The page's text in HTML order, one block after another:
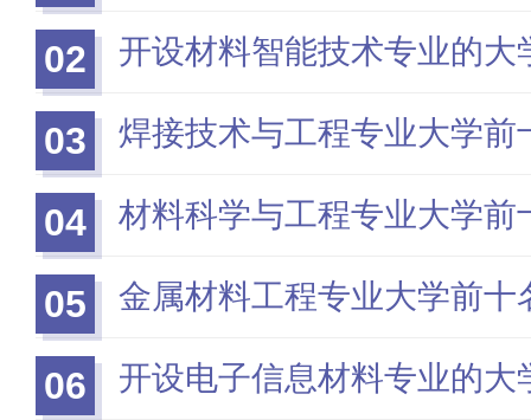
02 开设材料智能技术专业的大
03 焊接技术与工程专业大学前
04 材料科学与工程专业大学前
05 金属材料工程专业大学前十
06 开设电子信息材料专业的大